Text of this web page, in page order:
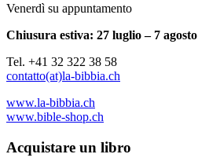
Venerdì su appuntamento
Chiusura estiva: 27 luglio – 7 agosto
Tel. +41 32 322 38 58
contatto(at)la-bibbia.ch
www.la-bibbia.ch
www.bible-shop.ch
Acquistare un libro